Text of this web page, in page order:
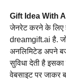
Gift Idea With AI
जेनरेट करने के लिए
dreamgift.ai है.
अनलिमिटेड अपने
सुविधा देती है
वेबसाइट पर